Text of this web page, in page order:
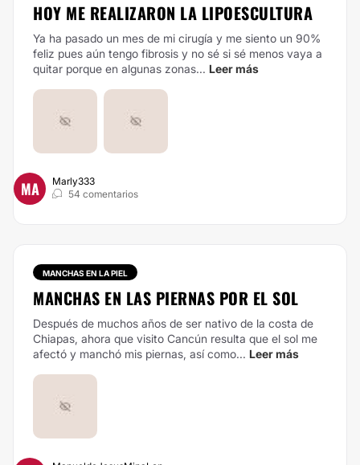
HOY ME REALIZARON LA LIPOESCULTURA
Ya ha pasado un mes de mi cirugía y me siento un 90%
feliz pues aún tengo fibrosis y no sé si sé menos vaya a
quitar porque en algunas zonas... Leer más
MA
Marly333
54 comentarios
MANCHAS EN LA PIEL
MANCHAS EN LAS PIERNAS POR EL SOL
Después de muchos años de ser nativo de la costa de
Chiapas, ahora que visito Cancún resulta que el sol me
afectó y manchó mis piernas, así como... Leer más